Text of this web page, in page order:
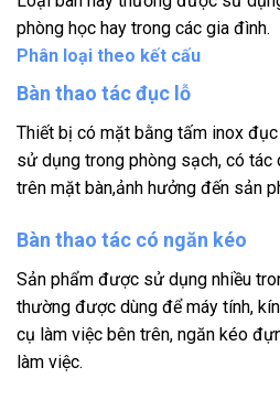
phòng học hay trong các gia đình.
Phân loại theo kết cấu
Bàn thao tác đục lỗ
Thiết bị có mặt bằng tấm inox
sử dụng trong phòng sạch, có
trên mặt bàn,ảnh hưởng đến sản
Bàn thao tác có ngăn kéo
Sản phẩm được sử dụng nhiều
thường được dùng để máy tính,
cụ làm việc bên trên, ngăn kéo
làm việc.